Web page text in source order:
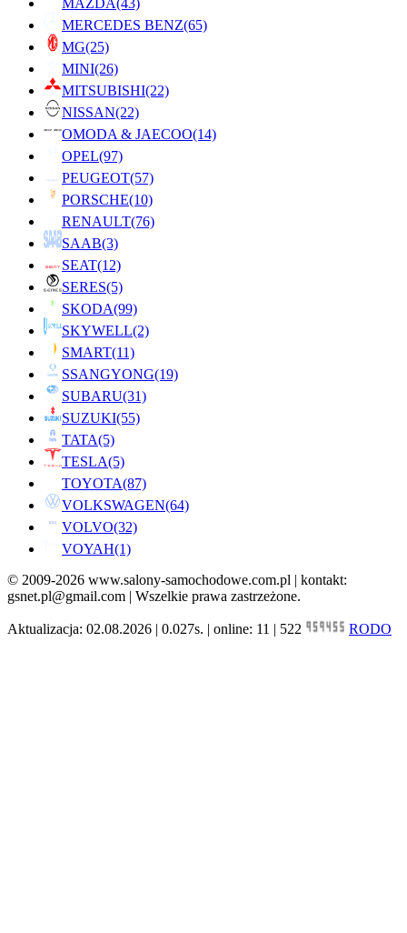
MAZDA(43)
MERCEDES BENZ(65)
MG(25)
MINI(26)
MITSUBISHI(22)
NISSAN(22)
OMODA & JAECOO(14)
OPEL(97)
PEUGEOT(57)
PORSCHE(10)
RENAULT(76)
SAAB(3)
SEAT(12)
SERES(5)
SKODA(99)
SKYWELL(2)
SMART(11)
SSANGYONG(19)
SUBARU(31)
SUZUKI(55)
TATA(5)
TESLA(5)
TOYOTA(87)
VOLKSWAGEN(64)
VOLVO(32)
VOYAH(1)
© 2009-2026 www.salony-samochodowe.com.pl | kontakt:
gsnet.pl@gmail.com | Wszelkie prawa zastrzeżone.
Aktualizacja: 02.08.2026 | 0.027s. | online: 11 | 522 RODO